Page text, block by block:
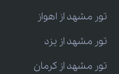
تور مشهد از اهواز
تور مشهد از یزد
تور مشهد از کرمان